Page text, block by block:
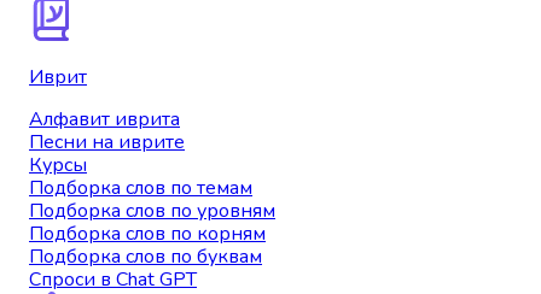
Иврит
Алфавит иврита
Песни на иврите
Курсы
Подборка слов по темам
Подборка слов по уровням
Подборка слов по корням
Подборка слов по буквам
Спроси в Chat GPT